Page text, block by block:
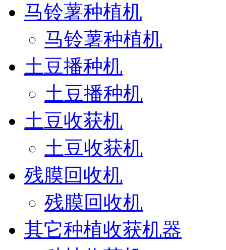
马铃薯种植机
马铃薯种植机
土豆播种机
土豆播种机
土豆收获机
土豆收获机
残膜回收机
残膜回收机
其它种植收获机器